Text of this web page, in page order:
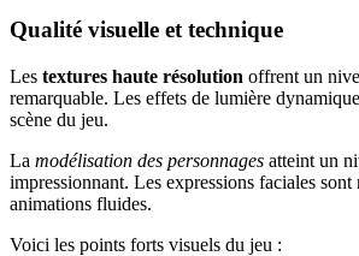
Qualité visuelle et technique
Les textures haute résolution offrent un
remarquable. Les effets de lumière
scène du jeu.
La modélisation des personnages atteint un
impressionnant. Les expressions faciales sont
animations fluides.
Voici les points forts visuels du jeu :